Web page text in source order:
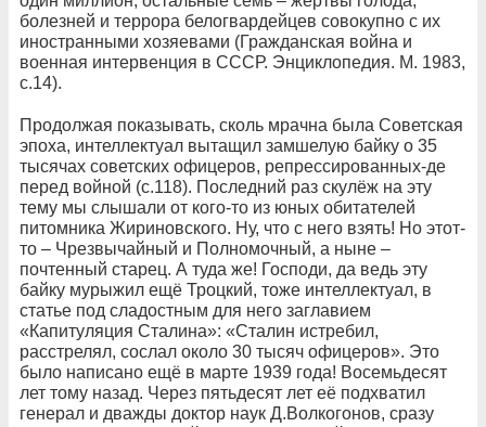
болезней и террора белогвардейцев совокупно с их
иностранными хозяевами (Гражданская война и
военная интервенция в СССР. Энциклопедия. М. 1983,
с.14).
Продолжая показывать, сколь мрачна была Советская
эпоха, интеллектуал вытащил замшелую байку о 35
тысячах советских офицеров, репрессированных-де
перед войной (с.118). Последний раз скулёж на эту
тему мы слышали от кого-то из юных обитателей
питомника Жириновского. Ну, что с него взять! Но этот-
то – Чрезвычайный и Полномочный, а ныне –
почтенный старец. А туда же! Господи, да ведь эту
байку мурыжил ещё Троцкий, тоже интеллектуал, в
статье под сладостным для него заглавием
«Капитуляция Сталина»: «Сталин истребил,
расстрелял, сослал около 30 тысяч офицеров». Это
было написано ещё в марте 1939 года! Восемьдесят
лет тому назад. Через пятьдесят лет её подхватил
генерал и дважды доктор наук Д.Волкогонов, сразу